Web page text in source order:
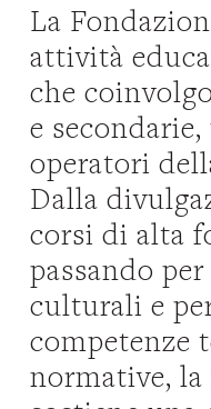
La
attività
che
e
operatori
Dalla
corsi di alta
passando
culturali e
competenze
normative,